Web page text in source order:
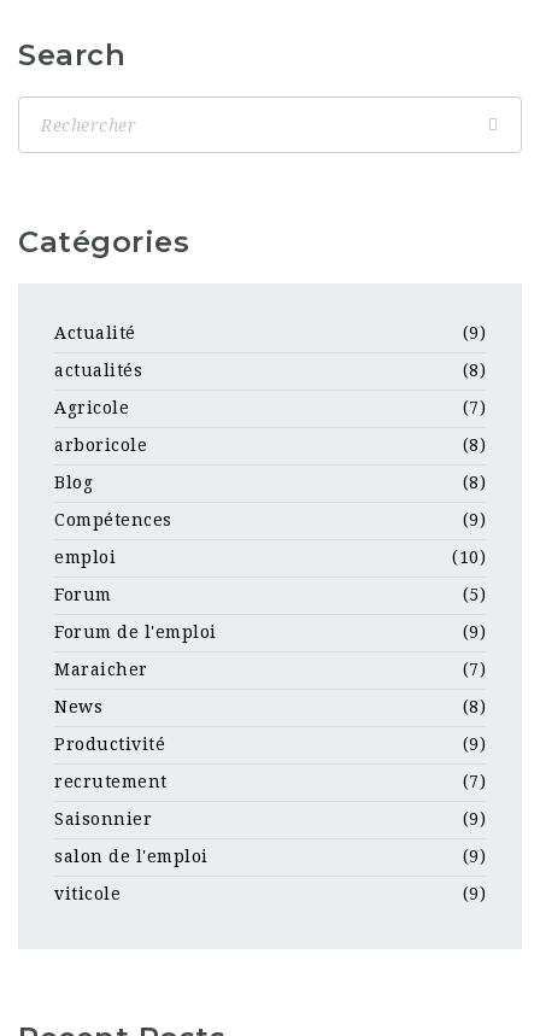
Search
Catégories
Actualité
(9)
actualités
(8)
Agricole
(7)
arboricole
(8)
Blog
(8)
Compétences
(9)
emploi
(10)
Forum
(5)
Forum de l'emploi
(9)
Maraicher
(7)
News
(8)
Productivité
(9)
recrutement
(7)
Saisonnier
(9)
salon de l'emploi
(9)
viticole
(9)